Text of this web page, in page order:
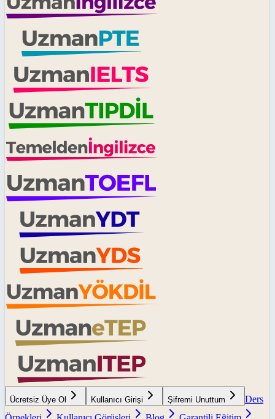
Ücretsiz Üye Ol Kullanıcı Girişi Şifremi Unuttum
Ders